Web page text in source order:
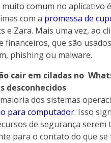
comum no aplicativo
com a promessa de
e Zara. Mais uma vez,
financeiros, que são
phishing ou malware.
cair em ciladas no
desconhecidos
dos sistemas
para computador. Isso
de segurança
para o contato do que